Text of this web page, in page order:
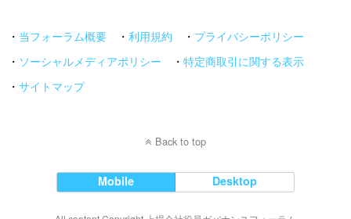
・ 当フォーラム概要 ・ 利用規約 ・ プライバシーポリシー
・ ソーシャルメディアポリシー ・ 特定商取引に関する表示
・ サイトマップ
Back to top
Mobile Desktop